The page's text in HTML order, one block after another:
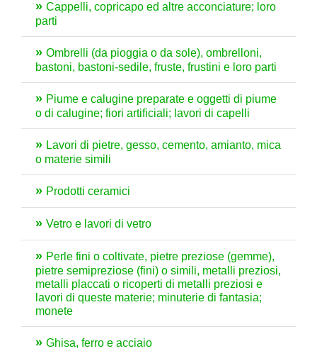
Cappelli, copricapo ed altre acconciature; loro
parti
Ombrelli (da pioggia o da sole), ombrelloni,
bastoni, bastoni-sedile, fruste, frustini e loro parti
Piume e calugine preparate e oggetti di piume
o di calugine; fiori artificiali; lavori di capelli
Lavori di pietre, gesso, cemento, amianto, mica
o materie simili
Prodotti ceramici
Vetro e lavori di vetro
Perle fini o coltivate, pietre preziose (gemme),
pietre semipreziose (fini) o simili, metalli preziosi,
metalli placcati o ricoperti di metalli preziosi e
lavori di queste materie; minuterie di fantasia;
monete
Ghisa, ferro e acciaio